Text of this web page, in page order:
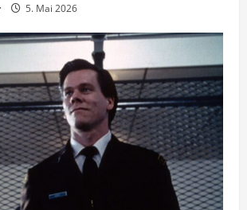
5. Mai 2026